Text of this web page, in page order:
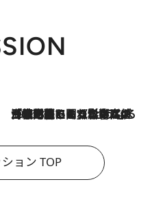
2026.8.3
「住宅建てられない…」「サーチャージ料の高値が続いている」ホルムズ海峡封鎖による影響はいつまで続く？《エネルギー専門家に聞く“どうなる日本の暮らし”》
ョン TOP